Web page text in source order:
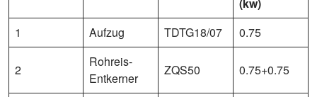
1
Aufzug TDTG18/07 0.75
2
Rohreis-
Entkerner
ZQS50 0.75+0.75